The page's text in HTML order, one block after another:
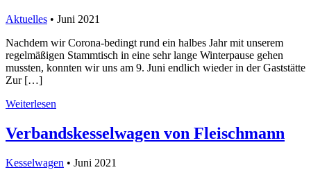
Aktuelles • Juni 2021
Nachdem wir Corona-bedingt rund ein halbes Jahr mit unserem
regelmäßigen Stammtisch in eine sehr lange Winterpause gehen
mussten, konnten wir uns am 9. Juni endlich wieder in der Gaststätte
Zur […]
Weiterlesen
Verbandskesselwagen von Fleischmann
Kesselwagen • Juni 2021